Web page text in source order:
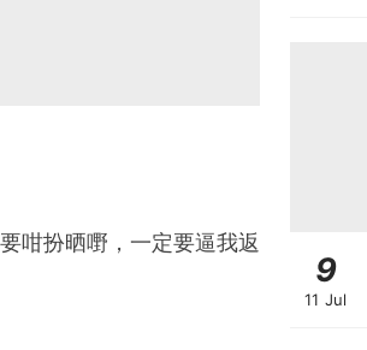
咁扮晒嘢，一定要逼我返
9
11 Jul